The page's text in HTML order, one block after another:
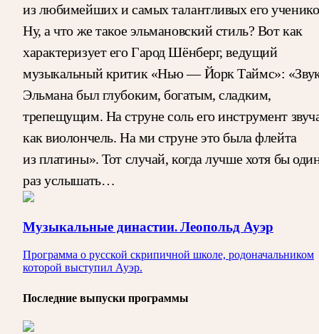
из любимейших и самых талантливых его
Ну, а что же такое эльмановский стиль? Вот как
характеризует его Гарод Шёнберг, ведущий
музыкальный критик «Нью — Йорк Таймс»:
Эльмана был глубоким, богатым, сладким,
трепещущим. На струне соль его инструмент
как виолончель. На ми струне это была флейта
из платины». Тот случай, когда лучше хотя бы
раз услышать…
Музыкальные династии. Леопольд Ауэр
Программа о русской скрипичной школе, родоначальником
которой выступил Ауэр.
Последние выпуски программы